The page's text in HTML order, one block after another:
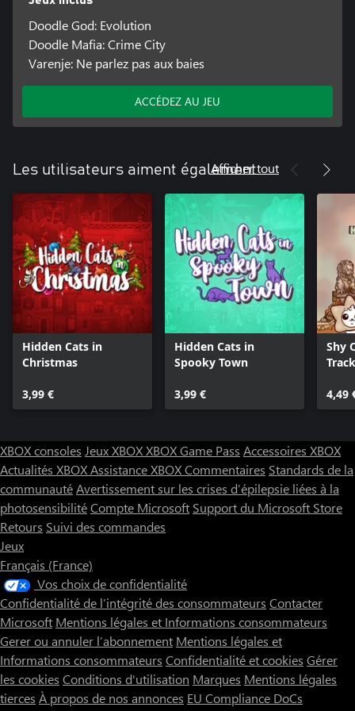
Doodle God: Evolution
Doodle Mafia: Crime City
Varenje: Ne parlez pas aux baies
ACCÉDEZ AU JEU
Les utilisateurs aiment également
Afficher tout
Hidden Cats in
Christmas
3,99 €
Hidden Cats in
Spooky Town
3,99 €
Shy
4,49
XBOX consoles Jeux XBOXXBOX Game Pass Accessoires XBOX
Actualités XBOXAssistance XBOXCommentaires Standards de la
communautéAvertissement sur les crises d’épilepsie liées à la
photosensibilitéCompte Microsoft Support du Microsoft Store
Retours Suivi des commandes
Jeux
Français (France)
Vos choix de confidentialité
Confidentialité de l’intégrité des consommateurs Contacter
Microsoft Mentions légales et Informations consommateurs
Gerer ou annuler l’abonnement Mentions légales et
Informations consommateurs Confidentialité et cookies Gérer
les cookies Conditions d'utilisation Marques Mentions légales
tierces À propos de nos annonces EU Compliance DoCs